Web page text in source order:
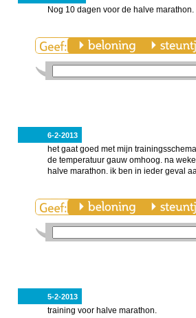
Nog 10 dagen voor de halve
6-2-2013
het gaat goed met mijn
de temperatuur gauw omhoog. na
halve marathon. ik ben in ieder geval
5-2-2013
training voor halve marathon.